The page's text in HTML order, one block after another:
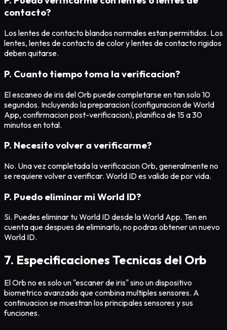
contacto?
Los lentes de contacto blandos normales estan permitidos. Los
lentes, lentes de contacto de color y lentes de contacto rigidos
deben quitarse.
P. Cuanto tiempo toma la verificacion?
El escaneo de iris del Orb puede completarse en tan solo 10
segundos. Incluyendo la preparacion (configuracion de World
App, confirmacion post-verificacion), planifica de 15 a 30
minutos en total.
P. Necesito volver a verificarme?
No. Una vez completada la verificacion Orb, generalmente no
se requiere volver a verificar. World ID es valido de por vida.
P. Puedo eliminar mi World ID?
Si. Puedes eliminar tu World ID desde la World App. Ten en
cuenta que despues de eliminarlo, no podras obtener un nuevo
World ID.
7. Especificaciones Tecnicas del Orb
El Orb no es solo un "escaner de iris" sino un dispositivo
biometrico avanzado que combina multiples sensores. A
continuacion se muestran los principales sensores y sus
funciones.